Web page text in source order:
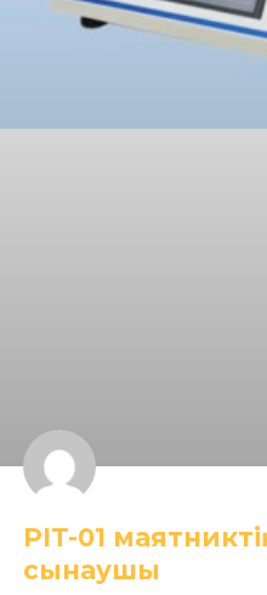
PIT-01
сынаушы